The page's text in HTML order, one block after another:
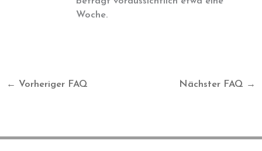
Woche.
← Vorheriger FAQ Nächster FAQ →